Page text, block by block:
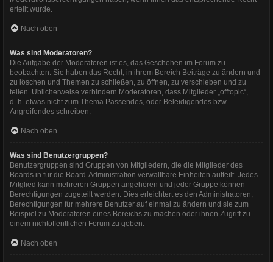
erteilt wurde.
Nach oben
Was sind Moderatoren?
Die Aufgabe der Moderatoren ist es, das Geschehen im Forum zu
beobachten. Sie haben das Recht, in ihrem Bereich Beiträge zu ändern und
zu löschen und Themen zu schließen, zu öffnen, zu verschieben und zu
teilen. Üblicherweise verhindern Moderatoren, dass Mitglieder „offtopic“,
d. h. etwas nicht zum Thema Passendes, oder Beleidigendes bzw.
Angreifendes schreiben.
Nach oben
Was sind Benutzergruppen?
Benutzergruppen sind Gruppen von Mitgliedern, die die Mitglieder des
Boards in für die Board-Administration verwaltbare Einheiten aufteilt. Jedes
Mitglied kann mehreren Gruppen angehören und jeder Gruppe können
Berechtigungen zugeteilt werden. Dies erleichtert es den Administratoren,
Berechtigungen für mehrere Benutzer auf einmal zu ändern und sie zum
Beispiel zu Moderatoren eines Bereichs zu machen oder ihnen Zugriff zu
einem nichtöffentlichen Forum zu geben.
Nach oben